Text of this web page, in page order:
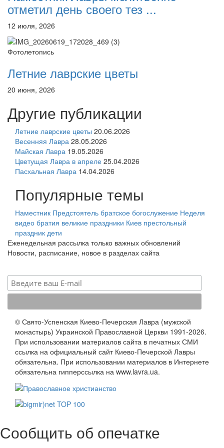
отметил день своего тез ...
12 июля, 2026
Фотолетопись
Летние лаврские цветы
20 июня, 2026
Другие публикации
Летние лаврские цветы 20.06.2026
Весенняя Лавра 28.05.2026
Майская Лавра 19.05.2026
Цветущая Лавра в апреле 25.04.2026
Пасхальная Лавра 14.04.2026
Популярные темы
Наместник Предстоятель братское богослужение Неделя
видео братия великие праздники Киев престольный
праздник дети
Еженедельная рассылка только важных обновлений
Новости, расписание, новое в разделах сайта
© Свято-Успенская Киево-Печерская Лавра (мужской
монастырь) Украинской Православной Церкви 1991-2026.
При использовании материалов сайта в печатных СМИ
ссылка на официальный сайт Киево-Печерской Лавры
обязательна. При использовании материалов в Интернете
обязательна гипперссылка на www.lavra.ua.
Сообщить об опечатке